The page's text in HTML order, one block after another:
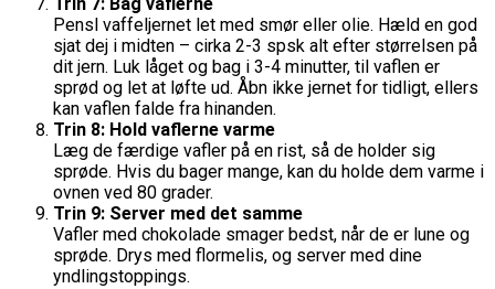
Trin 7: Bag vaflerne
Pensl vaffeljernet let med smør eller olie. Hæld en god
sjat dej i midten – cirka 2-3 spsk alt efter størrelsen på
dit jern. Luk låget og bag i 3-4 minutter, til vaflen er
sprød og let at løfte ud. Åbn ikke jernet for tidligt, ellers
kan vaflen falde fra hinanden.
Trin 8: Hold vaflerne varme
Læg de færdige vafler på en rist, så de holder sig
sprøde. Hvis du bager mange, kan du holde dem varme i
ovnen ved 80 grader.
Trin 9: Server med det samme
Vafler med chokolade smager bedst, når de er lune og
sprøde. Drys med flormelis, og server med dine
yndlingstoppings.